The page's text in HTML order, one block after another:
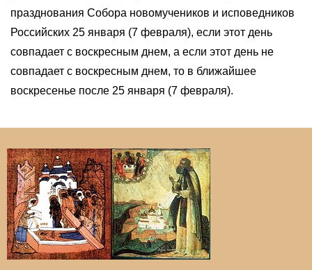
празднования Собора новомучеников и исповедников
Российских 25 января (7 февраля), если этот день
совпадает с воскресным днем, а если этот день не
совпадает с воскресным днем, то в ближайшее
воскресенье после 25 января (7 февраля).